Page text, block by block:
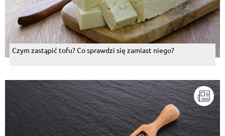
Czym zastąpić tofu? Co sprawdzi się zamiast niego?